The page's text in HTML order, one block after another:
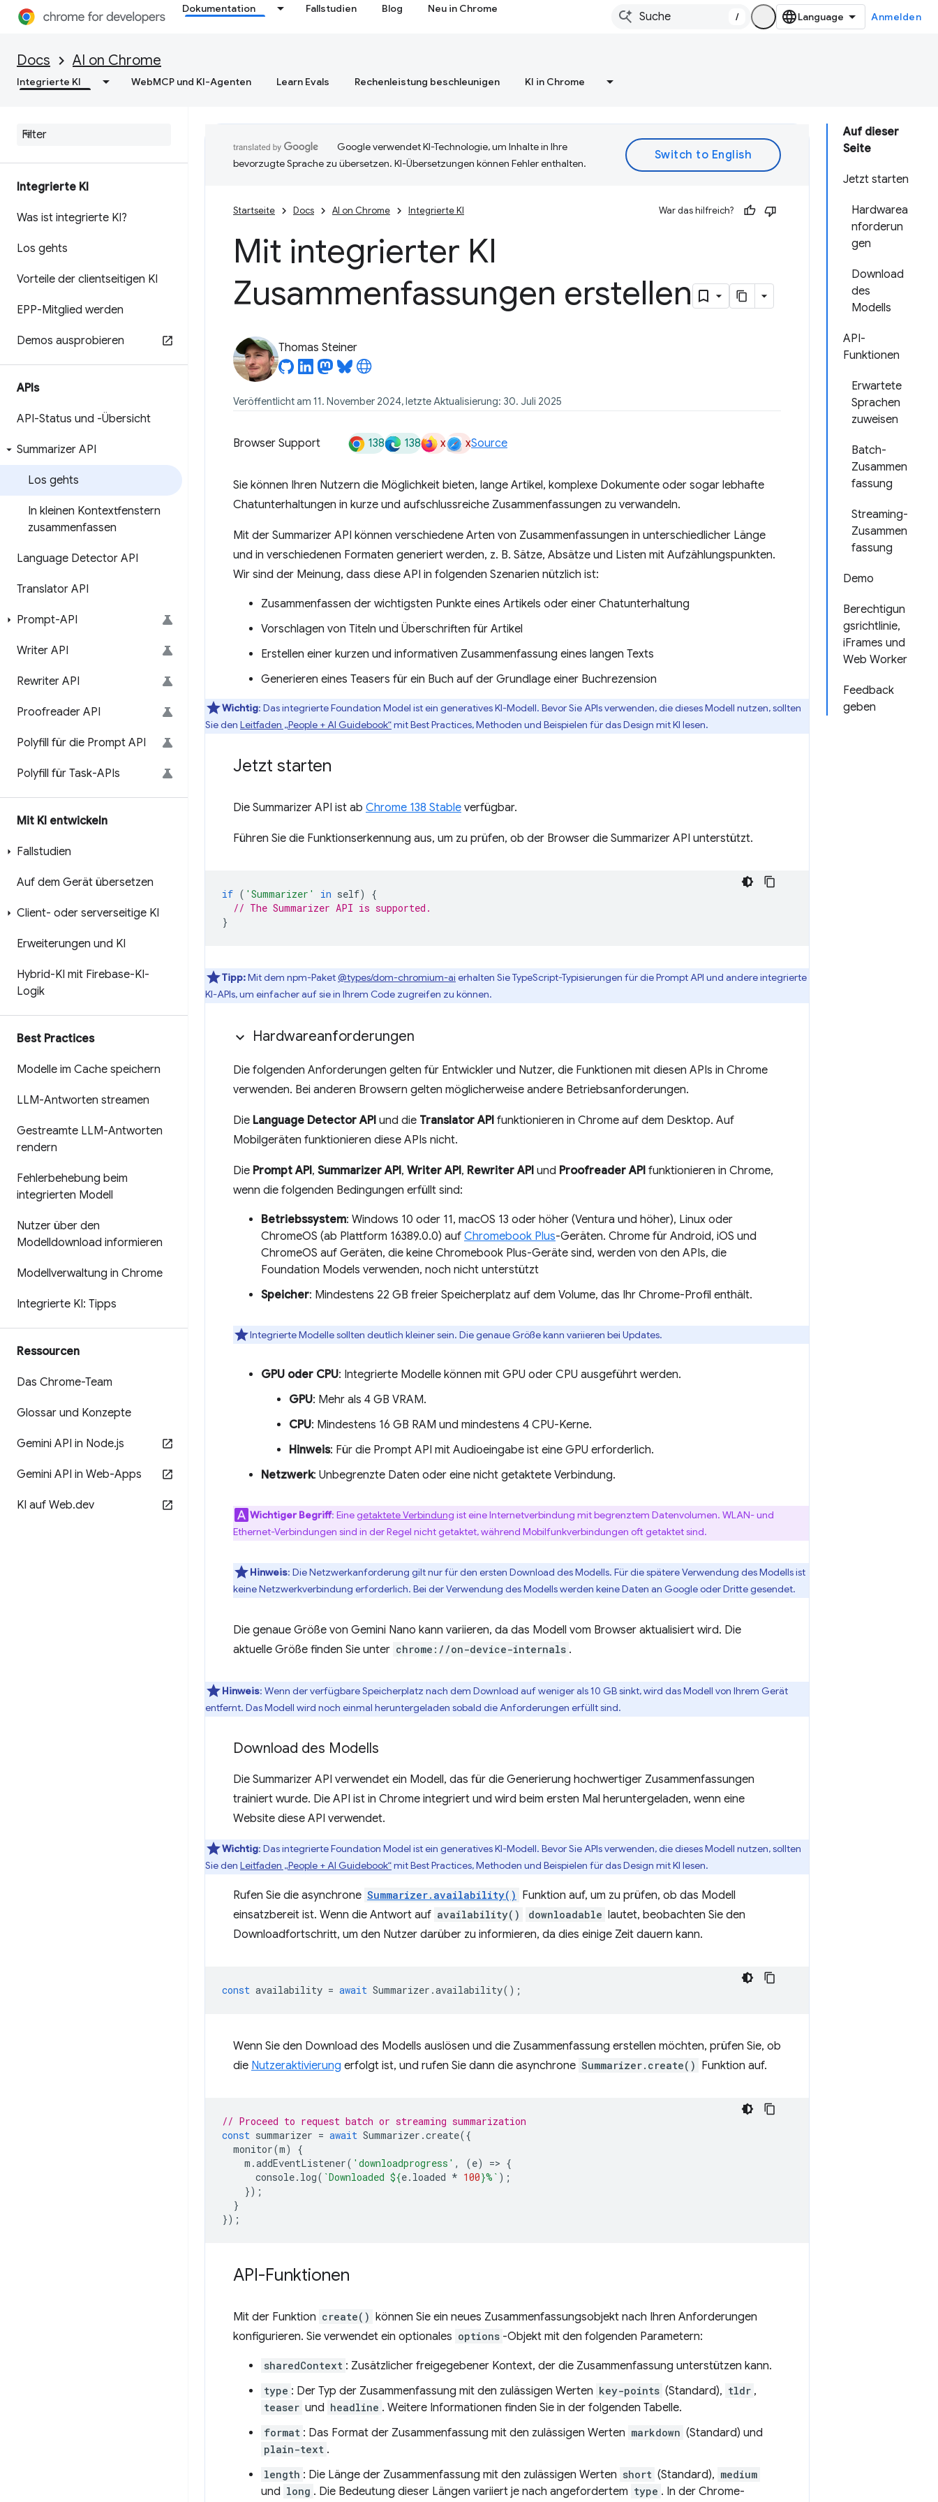
Dokumentation Fallstudien Blog Neu in Chrome
/ Anmelden
Docs AI on Chrome
Integrierte KI WebMCP und KI-Agenten Learn Evals Rechenleistung beschleunigen KI in Chrome
Integrierte KI
Was ist integrierte KI?
Los gehts
Vorteile der clientseitigen KI
EPP-Mitglied werden
Demos ausprobieren
APIs
API-Status und -Übersicht
Summarizer API
Los gehts
In kleinen Kontextfenstern
zusammenfassen
Language Detector API
Translator API
Prompt-API
Writer API
Rewriter API
Proofreader API
Polyfill für die Prompt API
Polyfill für Task-APIs
Mit KI entwickeln
Fallstudien
Auf dem Gerät übersetzen
Client- oder serverseitige KI
Erweiterungen und KI
Hybrid-KI mit Firebase-KI-
Logik
Best Practices
Modelle im Cache speichern
LLM-Antworten streamen
Gestreamte LLM-Antworten
rendern
Fehlerbehebung beim
integrierten Modell
Nutzer über den
Modelldownload informieren
Modellverwaltung in Chrome
Integrierte KI: Tipps
Ressourcen
Das Chrome-Team
Glossar und Konzepte
Gemini API in Node.js
Gemini API in Web-Apps
KI auf Web.dev
Auf dieser
Seite
Jetzt starten
Hardwarea
nforderun
gen
Download
des
Modells
API-
Funktionen
Erwartete
Sprachen
zuweisen
Batch-
Zusammen
fassung
Streaming-
Zusammen
fassung
Demo
Berechtigun
gsrichtlinie,
iFrames und
Web Worker
Feedback
geben
Google verwendet KI-Technologie, um Inhalte in Ihre
bevorzugte Sprache zu übersetzen. KI-Übersetzungen können Fehler enthalten.
Startseite Docs AI on Chrome Integrierte KI War das hilfreich?
Mit integrierter KI
Zusammenfassungen erstellen
Thomas Steiner
Veröffentlicht am 11. November 2024, letzte Aktualisierung: 30. Juli 2025
Browser Support 138 138 x xSource
Sie können Ihren Nutzern die Möglichkeit bieten, lange Artikel, komplexe Dokumente oder sogar lebhafte
Chatunterhaltungen in kurze und aufschlussreiche Zusammenfassungen zu verwandeln.
Mit der Summarizer API können verschiedene Arten von Zusammenfassungen in unterschiedlicher Länge
und in verschiedenen Formaten generiert werden, z. B. Sätze, Absätze und Listen mit Aufzählungspunkten.
Wir sind der Meinung, dass diese API in folgenden Szenarien nützlich ist:
Zusammenfassen der wichtigsten Punkte eines Artikels oder einer Chatunterhaltung
Vorschlagen von Titeln und Überschriften für Artikel
Erstellen einer kurzen und informativen Zusammenfassung eines langen Texts
Generieren eines Teasers für ein Buch auf der Grundlage einer Buchrezension
Wichtig: Das integrierte Foundation Model ist ein generatives KI-Modell. Bevor Sie APIs verwenden, die dieses Modell nutzen, sollten
Sie den Leitfaden „People + AI Guidebook“mit Best Practices, Methoden und Beispielen für das Design mit KI lesen.
Jetzt starten
Die Summarizer API ist ab Chrome 138 Stable verfügbar.
Führen Sie die Funktionserkennung aus, um zu prüfen, ob der Browser die Summarizer API unterstützt.
if ( 'Summarizer' in self)
{
// The Summarizer API is supported.
}
Tipp:Mit dem npm-Paket@types/dom-chromium-ai erhalten Sie TypeScript-Typisierungen für die Prompt API und andere integrierte
KI-APIs, um einfacher auf sie in Ihrem Code zugreifen zu können.
Hardwareanforderungen
Die folgenden Anforderungen gelten für Entwickler und Nutzer, die Funktionen mit diesen APIs in Chrome
verwenden. Bei anderen Browsern gelten möglicherweise andere Betriebsanforderungen.
Die Language Detector API und die Translator API funktionieren in Chrome auf dem Desktop. Auf
Mobilgeräten funktionieren diese APIs nicht.
Die Prompt API, Summarizer API, Writer API, Rewriter API und Proofreader API funktionieren in Chrome,
wenn die folgenden Bedingungen erfüllt sind:
Betriebssystem: Windows 10 oder 11, macOS 13 oder höher (Ventura und höher), Linux oder
ChromeOS (ab Plattform 16389.0.0) auf Chromebook Plus-Geräten. Chrome für Android, iOS und
ChromeOS auf Geräten, die keine Chromebook Plus-Geräte sind, werden von den APIs, die
Foundation Models verwenden, noch nicht unterstützt
Speicher: Mindestens 22 GB freier Speicherplatz auf dem Volume, das Ihr Chrome-Profil enthält.
Integrierte Modelle sollten deutlich kleiner sein. Die genaue Größe kann variieren bei Updates.
GPU oder CPU: Integrierte Modelle können mit GPU oder CPU ausgeführt werden.
GPU: Mehr als 4 GB VRAM.
CPU: Mindestens 16 GB RAM und mindestens 4 CPU-Kerne.
Hinweis: Für die Prompt API mit Audioeingabe ist eine GPU erforderlich.
Netzwerk: Unbegrenzte Daten oder eine nicht getaktete Verbindung.
Wichtiger Begriff: Einegetaktete Verbindung ist eine Internetverbindung mit begrenztem Datenvolumen. WLAN- und
Ethernet-Verbindungen sind in der Regel nicht getaktet, während Mobilfunkverbindungen oft getaktet sind.
Hinweis: Die Netzwerkanforderung gilt nur für den ersten Download des Modells. Für die spätere Verwendung des Modells ist
keine Netzwerkverbindung erforderlich. Bei der Verwendung des Modells werden keine Daten an Google oder Dritte gesendet.
Die genaue Größe von Gemini Nano kann variieren, da das Modell vom Browser aktualisiert wird. Die
aktuelle Größe finden Sie unter chrome://on-device-internals .
Hinweis: Wenn der verfügbare Speicherplatz nach dem Download auf weniger als 10 GB sinkt, wird das Modell von Ihrem Gerät
entfernt. Das Modell wird noch einmal heruntergeladen sobald die Anforderungen erfüllt sind.
Download des Modells
Die Summarizer API verwendet ein Modell, das für die Generierung hochwertiger Zusammenfassungen
trainiert wurde. Die API ist in Chrome integriert und wird beim ersten Mal heruntergeladen, wenn eine
Website diese API verwendet.
Wichtig: Das integrierte Foundation Model ist ein generatives KI-Modell. Bevor Sie APIs verwenden, die dieses Modell nutzen, sollten
Sie den Leitfaden „People + AI Guidebook“mit Best Practices, Methoden und Beispielen für das Design mit KI lesen.
Rufen Sie die asynchrone Summarizer.availability() Funktion auf, um zu prüfen, ob das Modell
einsatzbereit ist. Wenn die Antwort auf availability() downloadable lautet, beobachten Sie den
Downloadfortschritt, um den Nutzer darüber zu informieren, da dies einige Zeit dauern kann.
const availability = await Summarizer .availability();
Wenn Sie den Download des Modells auslösen und die Zusammenfassung erstellen möchten, prüfen Sie, ob
die Nutzeraktivierung erfolgt ist, und rufen Sie dann die asynchrone Summarizer.create() Funktion auf.
// Proceed to request batch or streaming summarization
const summarizer = await Summarizer .create({
monitor(m)
{
m .addEventListener( 'downloadprogress' , (e) => {
console. log( `Downloaded ${e. loaded * 100}%` );
});
}
});
API-Funktionen
Mit der Funktion create() können Sie ein neues Zusammenfassungsobjekt nach Ihren Anforderungen
konfigurieren. Sie verwendet ein optionales options -Objekt mit den folgenden Parametern:
sharedContext : Zusätzlicher freigegebener Kontext, der die Zusammenfassung unterstützen kann.
type : Der Typ der Zusammenfassung mit den zulässigen Werten key-points (Standard), tldr ,
teaser und headline . Weitere Informationen finden Sie in der folgenden Tabelle.
format : Das Format der Zusammenfassung mit den zulässigen Werten markdown (Standard) und
plain-text .
length : Die Länge der Zusammenfassung mit den zulässigen Werten short (Standard), medium
und long . Die Bedeutung dieser Längen variiert je nach angefordertem type . In der Chrome-